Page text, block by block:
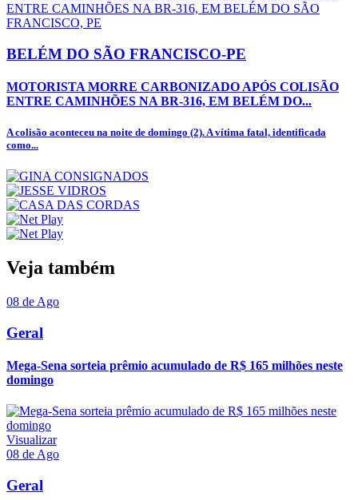
BELÉM DO SÃO FRANCISCO-PE
MOTORISTA MORRE CARBONIZADO APÓS COLISÃO
ENTRE CAMINHÕES NA BR-316, EM BELÉM DO...
A colisão aconteceu na noite de domingo (2). A vítima fatal, identificada
como...
Veja também
08 de Ago
Geral
Mega-Sena sorteia prêmio acumulado de R$ 165 milhões neste
domingo
Visualizar
08 de Ago
Geral